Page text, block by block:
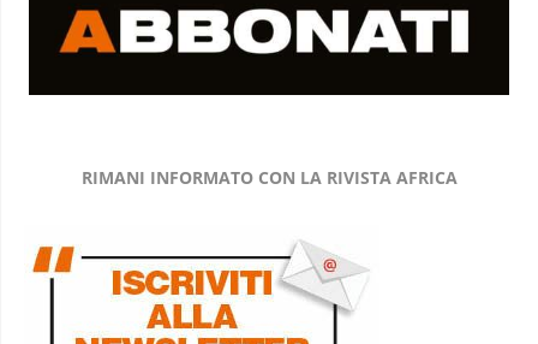
RIMANI INFORMATO CON LA RIVISTA AFRICA